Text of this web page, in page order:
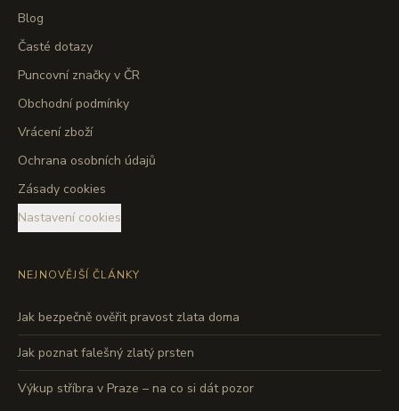
Blog
Časté dotazy
Puncovní značky v ČR
Obchodní podmínky
Vrácení zboží
Ochrana osobních údajů
Zásady cookies
Nastavení cookies
NEJNOVĚJŠÍ ČLÁNKY
Jak bezpečně ověřit pravost zlata doma
Jak poznat falešný zlatý prsten
Výkup stříbra v Praze – na co si dát pozor